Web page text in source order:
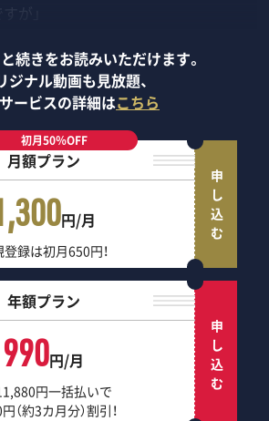
続きをお読みいただけます。
ジナル動画も見放題、
ービスの詳細はこちら
初月50％OFF
月額プラン
円/月
録は初月650円！
申し込む
年額プラン
990円/月
円一括払いで
（約3カ月分）割引！
申し込む